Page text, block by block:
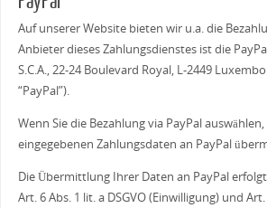
Auf unserer Website bieten wir u.a. die
Anbieter dieses Zahlungsdienstes ist die
S.C.A., 22-24 Boulevard Royal, L-2449
“PayPal”).
Wenn Sie die Bezahlung via PayPal
eingegebenen Zahlungsdaten an PayPal
Die Übermittlung Ihrer Daten an PayPal
Art. 6 Abs. 1 lit. a DSGVO (Einwilligung) und